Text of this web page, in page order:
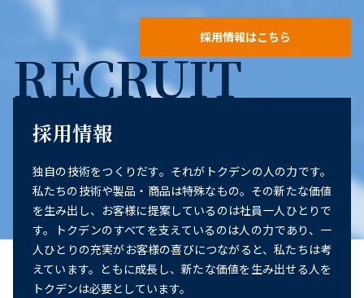
採用情報はこちら
RECRUIT
採用情報
独自の技術をつくりだす。それがトクデンの人の力です。
私たちの技術や製品・商品は特殊なもの。その新たな価値
を生み出し、お客様に提案しているのは社員一人ひとりで
す。トクデンのすべてを支えているのは人の力であり、一
人ひとりの充実がお客様の喜びにつながると、私たちは考
えています。ともに成長し、新たな価値を生み出せる人を
トクデンは必要としています。